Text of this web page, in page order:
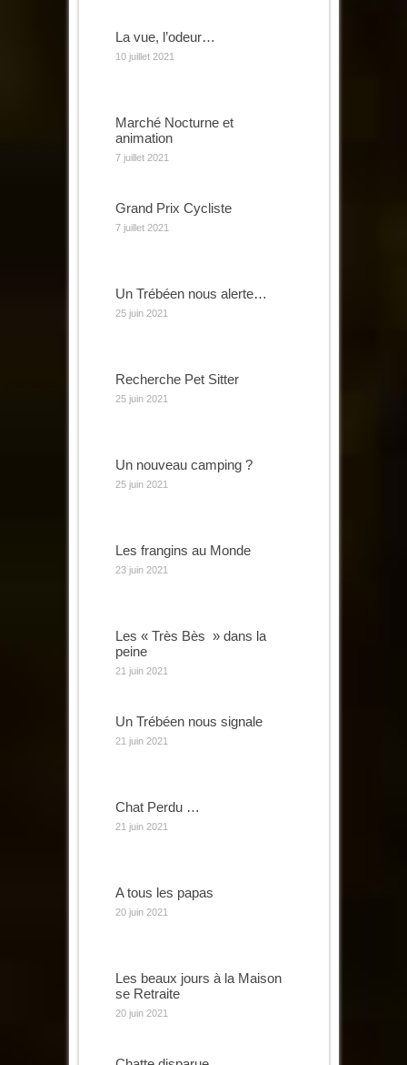
La vue, l’odeur…
10 juillet 2021
Marché Nocturne et
animation
7 juillet 2021
Grand Prix Cycliste
7 juillet 2021
Un Trébéen nous alerte…
25 juin 2021
Recherche Pet Sitter
25 juin 2021
Un nouveau camping ?
25 juin 2021
Les frangins au Monde
23 juin 2021
Les « Très Bès » dans la
peine
21 juin 2021
Un Trébéen nous signale
21 juin 2021
Chat Perdu …
21 juin 2021
A tous les papas
20 juin 2021
Les beaux jours à la Maison
se Retraite
20 juin 2021